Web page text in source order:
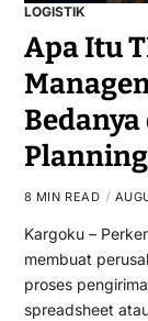
LOGISTIK
Apa Itu
8 MIN READ
Kargoku –
membuat
proses
spreadsheet